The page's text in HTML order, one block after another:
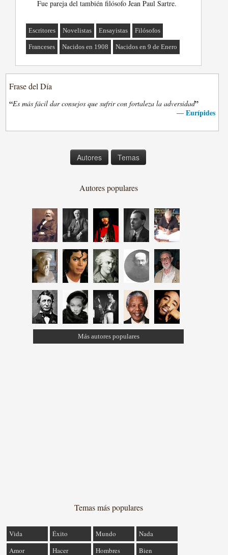
Fue pareja del también filósofo Jean Paul Sartre.
Escritores Novelistas Ensayistas Filósofos
Franceses Nacidos en 1908 Nacidos en 9 de Enero
Frase del Día
“Es más fácil dar consejos que sufrir con fortaleza la adversidad”
— Eurípides
Autores Temas
Autores populares
Más autores populares
Temas más populares
Vida Éxito Mundo
Nada
Amor
Hacer Hombres Bien